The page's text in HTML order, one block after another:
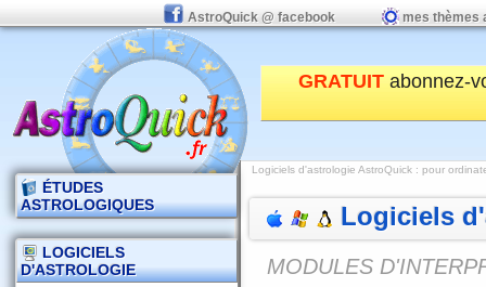
AstroQuick @ facebook mes thèmes
GRATUITabonnez-
ÉTUDES
ASTROLOGIQUES
LOGICIELS
D'ASTROLOGIE
Logiciels d'astrologie AstroQuick : pour
Logiciels
MODULES